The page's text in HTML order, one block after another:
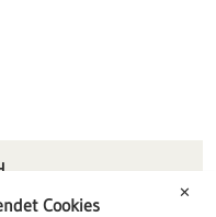
✕
Cookies